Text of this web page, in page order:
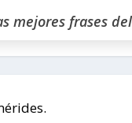
mejores frases